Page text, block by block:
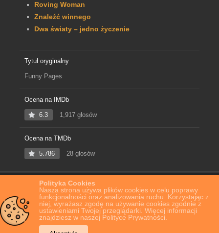
Polityka Cookies
Nasza strona używa plików cookies w celu poprawy
funkcjonalności oraz analizowania ruchu. Korzystając z
niej, wyrażasz zgodę na używanie cookies zgodnie z
ustawieniami Twojej przeglądarki. Więcej informacji
znajdziesz w naszej Polityce Prywatności.
Roving Woman
Znaleźć winnego
Dwa światy – jedno życzenie
Tytuł oryginalny
Funny Pages
Ocena na IMDb
6.3 1,917 głosów
Ocena na TMDb
5.786 28 głosów
Film Online Funny Pages